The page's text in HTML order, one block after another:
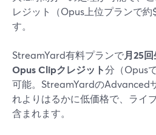
レジット（Opus上位プランで
す。
StreamYard有料プランで月25
Opus Clipクレジット分（Opus
可能。StreamYardのAdvanced
れよりはるかに低価格で、ライ
含まれます。